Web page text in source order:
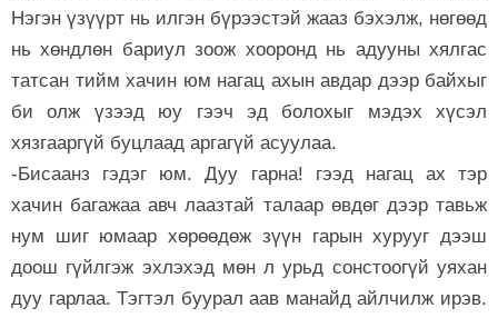
Нэгэн үзүүрт нь илгэн бүрээстэй жааз бэхэлж, нөгөөд
нь хөндлөн бариул зоож хооронд нь адууны хялгас
татсан тийм хачин юм нагац ахын авдар дээр байхыг
би олж үзээд юу гээч эд болохыг мэдэх хүсэл
хязгааргүй буцлаад аргагүй асуулаа.
-Бисаанз гэдэг юм. Дуу гарна! гээд нагац ах тэр
хачин багажаа авч лаазтай талаар өвдөг дээр тавьж
нум шиг юмаар хөрөөдөж зүүн гарын хурууг дээш
доош гүйлгэж эхлэхэд мөн л урьд сонстоогүй уяхан
дуу гарлаа. Тэгтэл буурал аав манайд айлчилж ирэв.